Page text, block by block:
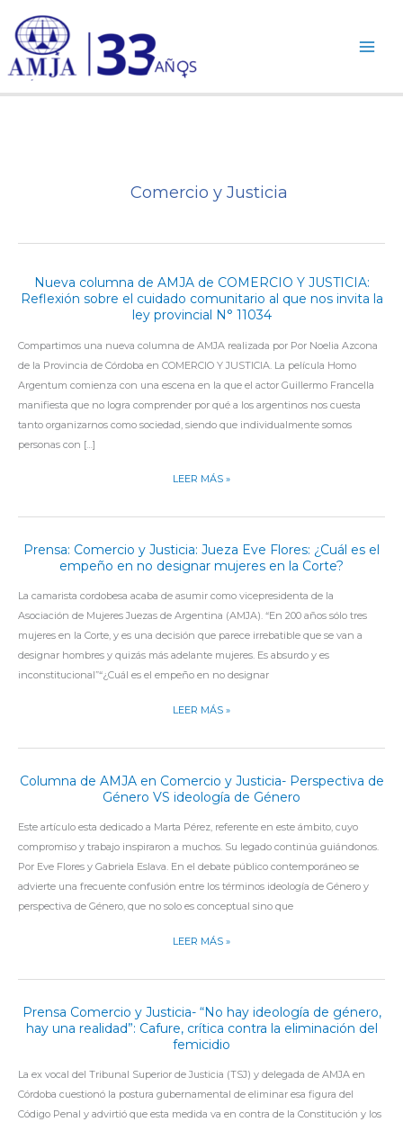
contenido
Comercio y Justicia
Nueva columna de AMJA de COMERCIO Y JUSTICIA:
Reflexión sobre el cuidado comunitario al que nos invita la
ley provincial N° 11034
Compartimos una nueva columna de AMJA realizada por Por Noelia Azcona
de la Provincia de Córdoba en COMERCIO Y JUSTICIA. La película Homo
Argentum comienza con una escena en la que el actor Guillermo Francella
manifiesta que no logra comprender por qué a los argentinos nos cuesta
tanto organizarnos como sociedad, siendo que individualmente somos
personas con […]
NUEVA
COLUMNA
DE
AMJA
DE
COMERCIO
Y
JUSTICIA:
EL
COMUNITARIO
QUE
INVITA
LA
LEY
PROVINCIAL
N°
LEER MÁS »
Prensa: Comercio y Justicia: Jueza Eve Flores: ¿Cuál es el
empeño en no designar mujeres en la Corte?
La camarista cordobesa acaba de asumir como vicepresidenta de la
Asociación de Mujeres Juezas de Argentina (AMJA). “En 200 años sólo tres
mujeres en la Corte, y es una decisión que parece irrebatible que se van a
designar hombres y quizás más adelante mujeres. Es absurdo y es
inconstitucional”“¿Cuál es el empeño en no designar
PRENSA:
COMERCIO
JUSTICIA:
JUEZA
EVE
FLORES:
ES
EMPEÑO
NO
DESIGNAR
MUJERES
EN
LA
CORTE?
LEER MÁS »
Columna de AMJA en Comercio y Justicia- Perspectiva de
Género VS ideología de Género
Este artículo esta dedicado a Marta Pérez, referente en este ámbito, cuyo
compromiso y trabajo inspiraron a muchos. Su legado continúa guiándonos.
Por Eve Flores y Gabriela Eslava. En el debate público contemporáneo se
advierte una frecuente confusión entre los términos ideología de Género y
perspectiva de Género, que no solo es conceptual sino que
COLUMNA
DE
AMJA
COMERCIO
JUSTICIA-
DE
VS
DE
GÉNERO
LEER MÁS »
Prensa Comercio y Justicia- “No hay ideología de género,
hay una realidad”: Cafure, crítica contra la eliminación del
femicidio
La ex vocal del Tribunal Superior de Justicia (TSJ) y delegada de AMJA en
Córdoba cuestionó la postura gubernamental de eliminar esa figura del
Código Penal y advirtió que esta medida va en contra de la Constitución y los
PRENSA
COMERCIO
Y
JUSTICIA-
“NO
HAY